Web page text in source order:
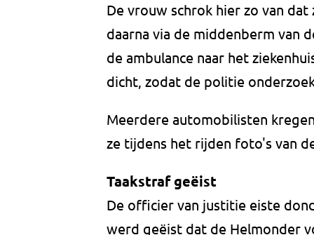
De vrouw schrok hier zo van
daarna via de middenberm van
de ambulance naar het
dicht, zodat de politie
Meerdere automobilisten
ze tijdens het rijden foto's van
Taakstraf geëist
De officier van justitie eiste
werd geëist dat de Helmonder